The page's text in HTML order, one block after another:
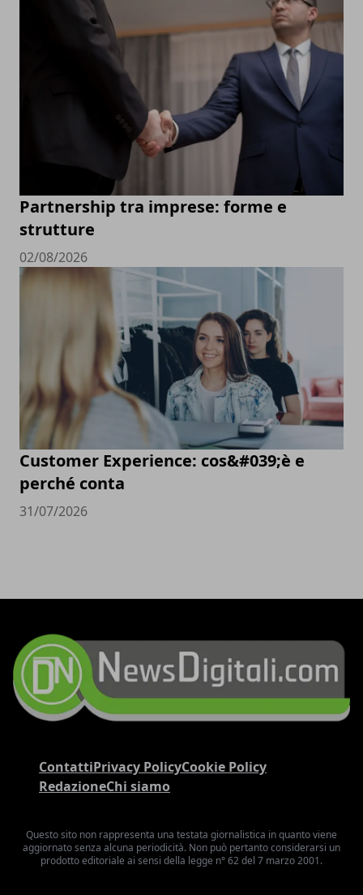
Partnership tra imprese: forme e
strutture
02/08/2026
Customer Experience: cos&#039;è e
perché conta
31/07/2026
ContattiPrivacy PolicyCookie Policy
RedazioneChi siamo
Questo sito non rappresenta una testata giornalistica in quanto viene
aggiornato senza alcuna periodicità. Non può pertanto considerarsi un
prodotto editoriale ai sensi della legge n° 62 del 7 marzo 2001.